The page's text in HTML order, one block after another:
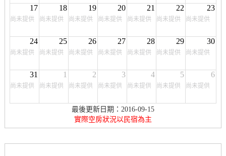
17
尚未提供
18
尚未提供
19
尚未提供
20
尚未提供
21
尚未提供
22
尚未提供
23
尚未提供
24
尚未提供
25
尚未提供
26
尚未提供
27
尚未提供
28
尚未提供
29
尚未提供
30
尚未提供
31
尚未提供
1
尚未提供
2
尚未提供
3
尚未提供
4
尚未提供
5
尚未提供
6
尚未提供
最後更新日期：2016-09-15
實際空房狀況以民宿為主